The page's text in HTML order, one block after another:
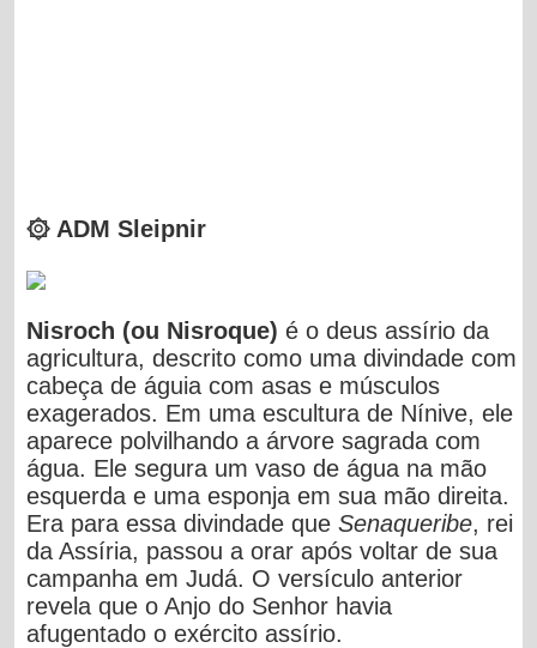
۞ ADM Sleipnir
Nisroch (ou Nisroque)é o deus assírio da
agricultura,descrito como uma divindade com
cabeça de águia com asas e músculos
exagerados. Em uma escultura de Nínive, ele
aparece polvilhando a árvore sagrada com
água. Ele segura um vaso de água na mão
esquerda e uma esponja em sua mão direita.
Era para essa divindade queSenaqueribe, rei
da Assíria, passou a orar após voltar de sua
campanha em Judá. O versículo anterior
revela que o Anjo do Senhor havia
afugentado o exército assírio.